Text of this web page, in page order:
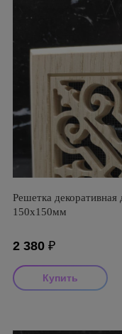
Решетка
150х150мм
2 380 ₽